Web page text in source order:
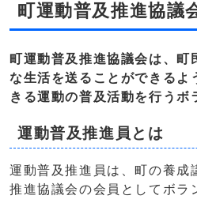
町運動普及推進協議
町運動普及推進協議会は、町
な生活を送ることができるよ
きる運動の普及活動を行うボ
運動普及推進員とは
運動普及推進員は、町の養成
推進協議会の会員としてボラ